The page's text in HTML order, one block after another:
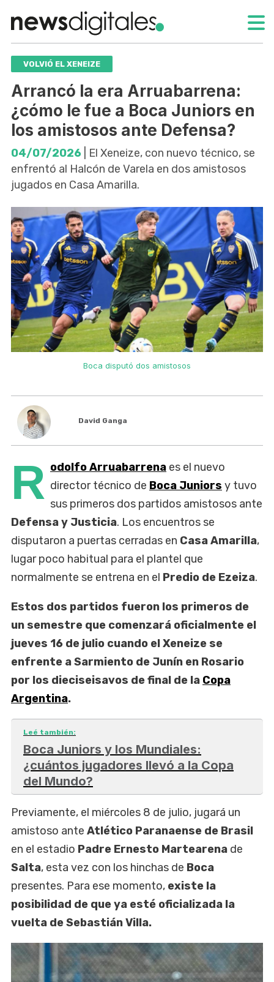
VOLVIÓ EL XENEIZE
Arrancó la era Arruabarrena:
¿cómo le fue a Boca Juniors en
los amistosos ante Defensa?
04/07/2026 | El Xeneize, con nuevo técnico, se
enfrentó al Halcón de Varela en dos amistosos
jugados en Casa Amarilla.
Boca disputó dos amistosos
David Ganga
R odolfo Arruabarrena es el nuevo
director técnico de Boca Juniors y tuvo
sus primeros dos partidos amistosos ante
Defensa y Justicia. Los encuentros se
disputaron a puertas cerradas en CasaAmarilla,
lugar poco habitual para el plantel que
normalmente se entrena en el Predio de Ezeiza.
Estos dos partidos fueron los primeros de
un semestre que comenzará oficialmente el
jueves 16 de julio cuando el Xeneize se
enfrente a Sarmiento de Junín en Rosario
por los dieciseisavos de final de la Copa
Argentina.
Leé también:
Boca Juniors y los Mundiales:
¿cuántos jugadores llevó a la Copa
del Mundo?
Previamente, el miércoles 8 de julio, jugará un
amistoso ante Atlético Paranaense de Brasil
en el estadio Padre Ernesto Martearena de
Salta, esta vez con los hinchas de Boca
presentes. Para ese momento, existe la
posibilidad de que ya esté oficializada la
vuelta de Sebastián Villa.